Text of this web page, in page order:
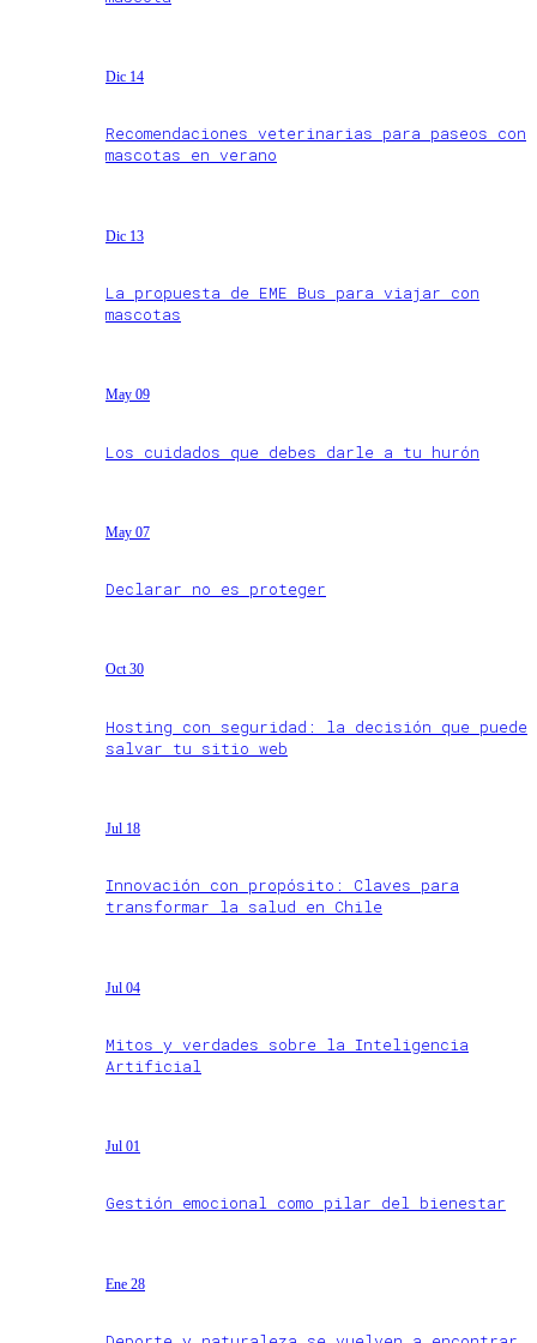
Dic 14
Recomendaciones veterinarias para paseos con
mascotas en verano
Dic 13
La propuesta de EME Bus para viajar con
mascotas
May 09
Los cuidados que debes darle a tu hurón
May 07
Declarar no es proteger
Oct 30
Hosting con seguridad: la decisión que puede
salvar tu sitio web
Jul 18
Innovación con propósito: Claves para
transformar la salud en Chile
Jul 04
Mitos y verdades sobre la Inteligencia
Artificial
Jul 01
Gestión emocional como pilar del bienestar
Ene 28